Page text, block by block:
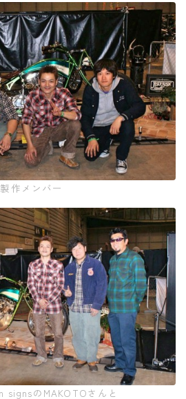
製作メンバー
signsのMAKOTOさんと